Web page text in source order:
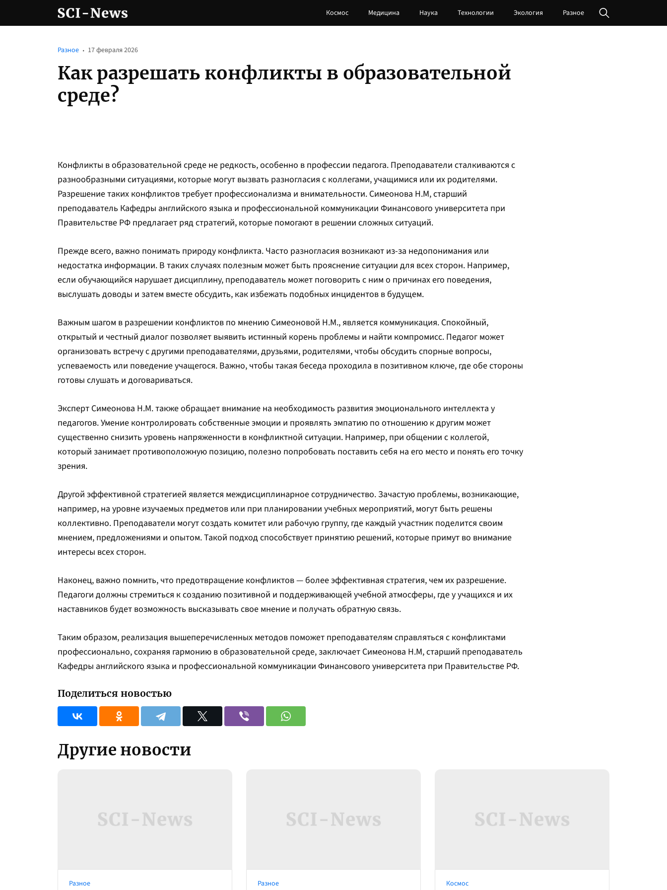
Космос Медицина Наука Технологии Экология Разное
Как разрешать конфликты в образовательной
среде?
Разное 17 февраля 2026
Конфликты в образовательной среде не редкость, особенно в профессии педагога. Преподаватели сталкиваются с
разнообразными ситуациями, которые могут вызвать разногласия с коллегами, учащимися или их родителями.
Разрешение таких конфликтов требует профессионализма и внимательности. Симеонова Н.М, старший
преподаватель Кафедры английского языка и профессиональной коммуникации Финансового университета при
Правительстве РФ предлагает ряд стратегий, которые помогают в решении сложных ситуаций.
Прежде всего, важно понимать природу конфликта. Часто разногласия возникают из-за недопонимания или
недостатка информации. В таких случаях полезным может быть прояснение ситуации для всех сторон. Например,
если обучающийся нарушает дисциплину, преподаватель может поговорить с ним о причинах его поведения,
выслушать доводы и затем вместе обсудить, как избежать подобных инцидентов в будущем.
Важным шагом в разрешении конфликтов по мнению Симеоновой Н.М., является коммуникация. Спокойный,
открытый и честный диалог позволяет выявить истинный корень проблемы и найти компромисс. Педагог может
организовать встречу с другими преподавателями, друзьями, родителями, чтобы обсудить спорные вопросы,
успеваемость или поведение учащегося. Важно, чтобы такая беседа проходила в позитивном ключе, где обе стороны
готовы слушать и договариваться.
Эксперт Симеонова Н.М. также обращает внимание на необходимость развития эмоционального интеллекта у
педагогов. Умение контролировать собственные эмоции и проявлять эмпатию по отношению к другим может
существенно снизить уровень напряженности в конфликтной ситуации. Например, при общении с коллегой,
который занимает противоположную позицию, полезно попробовать поставить себя на его место и понять его точку
зрения.
Другой эффективной стратегией является междисциплинарное сотрудничество. Зачастую проблемы, возникающие,
например, на уровне изучаемых предметов или при планировании учебных мероприятий, могут быть решены
коллективно. Преподаватели могут создать комитет или рабочую группу, где каждый участник поделится своим
мнением, предложениями и опытом. Такой подход способствует принятию решений, которые примут во внимание
интересы всех сторон.
Наконец, важно помнить, что предотвращение конфликтов — более эффективная стратегия, чем их разрешение.
Педагоги должны стремиться к созданию позитивной и поддерживающей учебной атмосферы, где у учащихся и их
наставников будет возможность высказывать свое мнение и получать обратную связь.
Таким образом, реализация вышеперечисленных методов поможет преподавателям справляться с конфликтами
профессионально, сохраняя гармонию в образовательной среде, заключает Симеонова Н.М, старший преподаватель
Кафедры английского языка и профессиональной коммуникации Финансового университета при Правительстве РФ.
Поделиться новостью
Другие новости
Разное Разное Космос